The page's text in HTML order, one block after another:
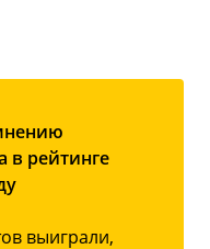
в рейтинге
выиграли,